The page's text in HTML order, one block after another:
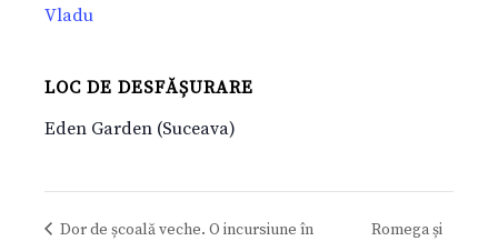
Vladu
LOC DE DESFĂȘURARE
Eden Garden (Suceava)
Dor de școală veche. O incursiune în
Romega și